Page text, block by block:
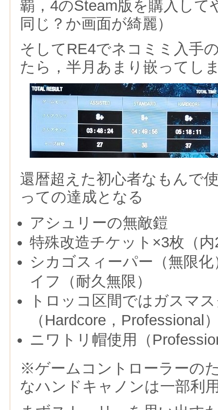
覇，4のSteam版を購入して
同じ？か画面が綺麗）
そしてRE4でネコミミ入手
たら，半月あまり嵌ってし
還暦超えた初心者なもんで
っての達成となる
アシュリーの無敵鎧
特殊改造チケット×3枚（
シカゴスィーパー（無限
イフ（耐久無限）
トロッコ区間ではガスマ
（Hardcore，Professional
ニワトリ帽使用（
※ゲームコントローラーの
なハンドキャノンは一部利